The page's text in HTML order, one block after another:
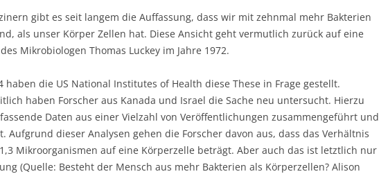
gibt es seit langem die Auffassung, dass wir mit zehnmal mehr Bakterien
als unser Körper Zellen hat. Diese Ansicht geht vermutlich zurück auf eine
Mikrobiologen Thomas Luckey im Jahre 1972.
haben die US National Institutes of Health diese These in Frage gestellt.
haben Forscher aus Kanada und Israel die Sache neu untersucht. Hierzu
Daten aus einer Vielzahl von Veröffentlichungen zusammengeführt und
Aufgrund dieser Analysen gehen die Forscher davon aus, dass das Verhältnis
Mikroorganismen auf eine Körperzelle beträgt. Aber auch das ist letztlich nur
(Quelle: Besteht der Mensch aus mehr Bakterien als Körperzellen? Alison